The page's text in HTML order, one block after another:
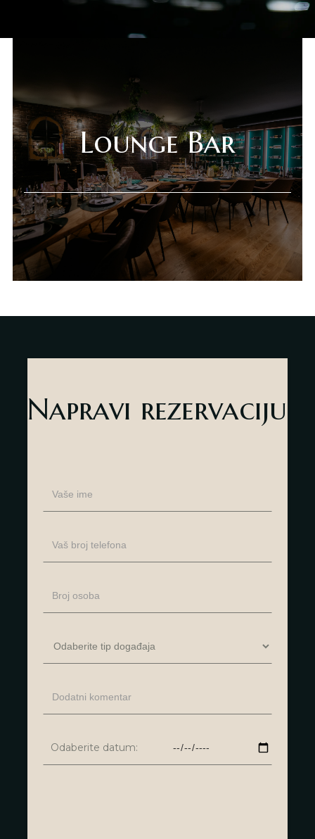
Lounge Bar
Napravi rezervaciju
Odaberite datum: